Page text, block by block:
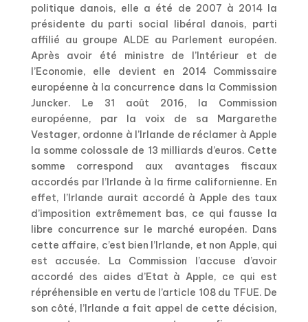
politique danois, elle a été de 2007 à 2014 la
présidente du parti social libéral danois, parti
affilié au groupe ALDE au Parlement européen.
Après avoir été ministre de l’Intérieur et de
l’Economie, elle devient en 2014 Commissaire
européenne à la concurrence dans la Commission
Juncker. Le 31 août 2016, la Commission
européenne, par la voix de sa Margarethe
Vestager, ordonne à l’Irlande de réclamer à Apple
la somme colossale de 13 milliards d’euros. Cette
somme correspond aux avantages fiscaux
accordés par l’Irlande à la firme californienne. En
effet, l’Irlande aurait accordé à Apple des taux
d’imposition extrêmement bas, ce qui fausse la
libre concurrence sur le marché européen. Dans
cette affaire, c’est bien l’Irlande, et non Apple, qui
est accusée. La Commission l’accuse d’avoir
accordé des aides d’Etat à Apple, ce qui est
répréhensible en vertu de l’article 108 du TFUE. De
son côté, l’Irlande a fait appel de cette décision,